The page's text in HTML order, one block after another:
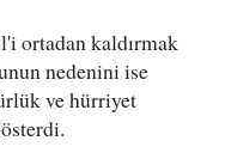
ortadan kaldırmak
nedenini ise
ve hürriyet